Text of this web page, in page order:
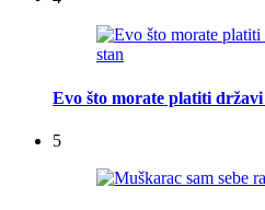
Evo što morate platiti
5